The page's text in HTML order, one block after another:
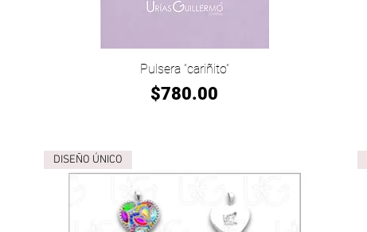
Vista rápida
Pulsera “cariñito”
Precio
$780.00
DISEÑO ÚNICO